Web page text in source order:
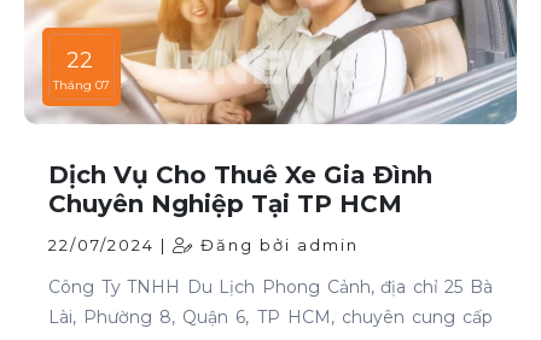
22
Tháng 07
Dịch Vụ Cho Thuê Xe Gia Đình
Chuyên Nghiệp Tại TP HCM
22/07/2024 | Đăng bởi admin
Công Ty TNHH Du Lịch Phong Cảnh, địa chỉ 25 Bà
Lài, Phường 8, Quận 6, TP HCM, chuyên cung cấp